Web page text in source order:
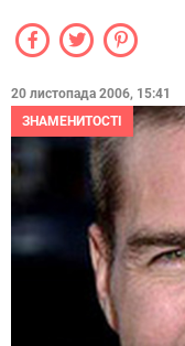
20 листопада 2006, 15:41
ЗНАМЕНИТОСТІ